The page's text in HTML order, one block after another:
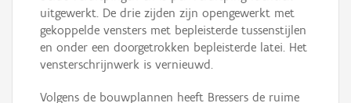
uitgewerkt. De drie zijden zijn opengewerkt met
gekoppelde vensters met bepleisterde tussenstijlen
en onder een doorgetrokken bepleisterde latei. Het
vensterschrijnwerk is vernieuwd.
Volgens de bouwplannen heeft Bressers de ruime